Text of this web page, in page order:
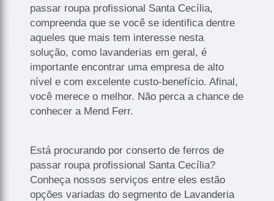
passar roupa profissional Santa Cecília,
compreenda que se você se identifica dentre
aqueles que mais tem interesse nesta
solução, como lavanderias em geral, é
importante encontrar uma empresa de alto
nível e com excelente custo-benefício. Afinal,
você merece o melhor. Não perca a chance de
conhecer a Mend Ferr.
Está procurando por conserto de ferros de
passar roupa profissional Santa Cecília?
Conheça nossos serviços entre eles estão
opções variadas do segmento de Lavanderia